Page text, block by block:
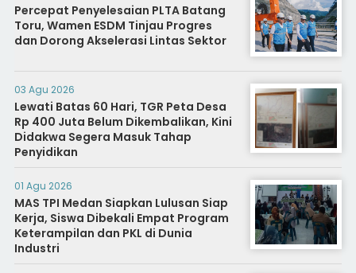
Percepat Penyelesaian PLTA Batang
Toru, Wamen ESDM Tinjau Progres
dan Dorong Akselerasi Lintas Sektor
03 Agu 2026
Lewati Batas 60 Hari, TGR Peta Desa
Rp 400 Juta Belum Dikembalikan, Kini
Didakwa Segera Masuk Tahap
Penyidikan
01 Agu 2026
MAS TPI Medan Siapkan Lulusan Siap
Kerja, Siswa Dibekali Empat Program
Keterampilan dan PKL di Dunia
Industri